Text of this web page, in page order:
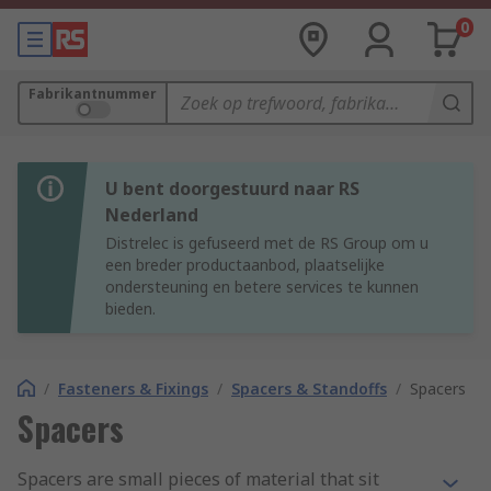
0
Fabrikantnummer
U bent doorgestuurd naar RS
Nederland
Distrelec is gefuseerd met de RS Group om u
een breder productaanbod, plaatselijke
ondersteuning en betere services te kunnen
bieden.
/ Fasteners & Fixings / Spacers & Standoffs / Spacers
Spacers
Spacers are small pieces of material that sit